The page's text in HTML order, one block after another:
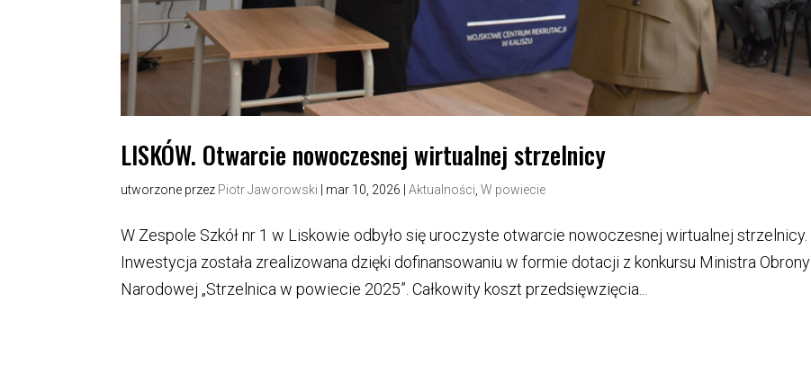
LISKÓW. Otwarcie nowoczesnej wirtualnej strzelnicy
utworzone przez Piotr Jaworowski | mar 10, 2026 |Aktualności ,W powiecie
W Zespole Szkół nr 1 w Liskowie odbyło się uroczyste otwarcie nowoczesnej wirtualnej strzelnicy.
Inwestycja została zrealizowana dzięki dofinansowaniu w formie dotacji z konkursu Ministra Obrony
Narodowej „Strzelnica w powiecie 2025”. Całkowity koszt przedsięwzięcia...